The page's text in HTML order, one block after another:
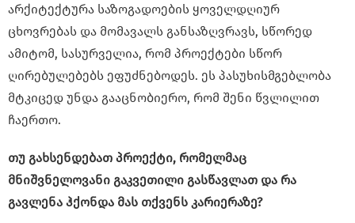
არქიტექტურა საზოგადოების ყოველდღიურ
ცხოვრებას და მომავალს განსაზღვრავს, სწორედ
ამიტომ, სასურველია, რომ პროექტები სწორ
ღირებულებებს ეფუძნებოდეს. ეს პასუხისმგებლობა
მტკიცედ უნდა გააცნობიერო, რომ შენი წვლილით
ჩაერთო.
თუ გახსენდებათ პროექტი, რომელმაც
მნიშვნელოვანი გაკვეთილი გასწავლათ და რა
გავლენა ჰქონდა მას თქვენს კარიერაზე?